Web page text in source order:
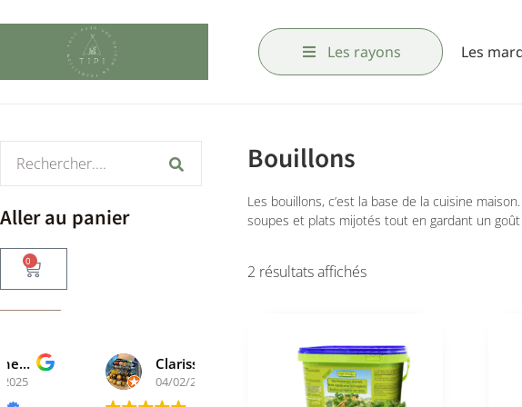
Les rayons Les
Aller au panier
0
Clarisse A
04/02/2025
Bernard Jamez
22/06/2024
Bouillons
Les bouillons, c’est la base de la cuisine
soupes et plats mijotés tout en gardant un
2 résultats affichés